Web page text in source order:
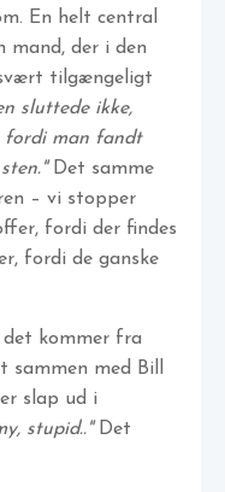
En helt central
mand, der i den
tilgængeligt
sluttede ikke,
fordi man fandt
Det samme
– vi stopper
fordi der findes
fordi de ganske
kommer fra
sammen med Bill
slap ud i
stupid.."Det